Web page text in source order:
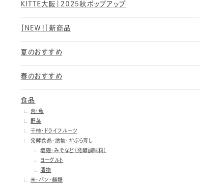
KITTE大阪｜2025秋ポップアップ
［NEW！］新商品
夏のおすすめ
春のおすすめ
食品
肉・魚
野菜
干柿・ドライフルーツ
発酵食品・漬物・かぶら寿し
塩麹・みそなど（発酵調味料）
ヨーグルト
漬物
米・パン・麺類